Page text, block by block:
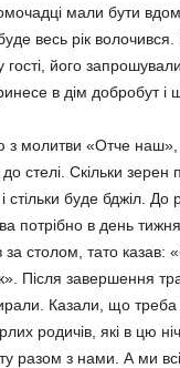
мали бути
весь рік
гості, йо­го
в дім добробут і
з молитви «Отче наш»,
до стелі. Скільки
стільки буде бджіл.
потрібно в день
за столом, тато казав:
Після завершення
Казали, що
родичів, які в цю
разом з нами. А ми всі